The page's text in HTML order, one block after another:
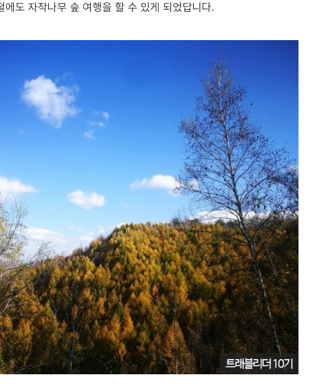
도 자작나무 숲 여행을 할 수 있게 되었답니다.